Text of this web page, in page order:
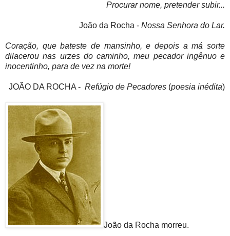
Procurar nome, pretender subir...
João da Rocha - Nossa Senhora do Lar.
Coração, que bateste de mansinho, e depois a má sorte
dilacerou nas urzes do caminho, meu pecador ingênuo e
inocentinho, para de vez na morte!
JOÃO DA ROCHA - Refúgio de Pecadores (poesia inédita)
João da Rocha morreu.